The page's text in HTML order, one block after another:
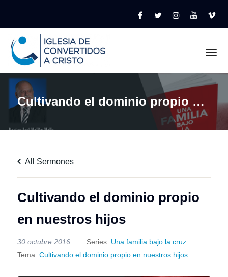
Cultivando el dominio propio en nuestros hijos
All Sermones
Cultivando el dominio propio
en nuestros hijos
30 octubre 2016 Series: Una familia bajo la cruz
Tema: Cultivando el dominio propio en nuestros hijos